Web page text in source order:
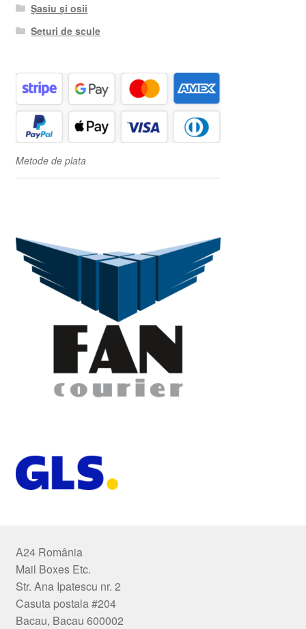
Șasiu și osii
Seturi de scule
Metode de plata
A24 România
Mail Boxes Etc.
Str. Ana Ipatescu nr. 2
Casuta postala #204
Bacau, Bacau 600002